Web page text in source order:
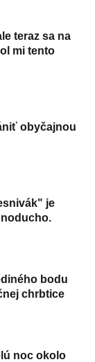
teraz sa na
mi tento
obyčajnou
je
bodu
chrbtice
noc okolo